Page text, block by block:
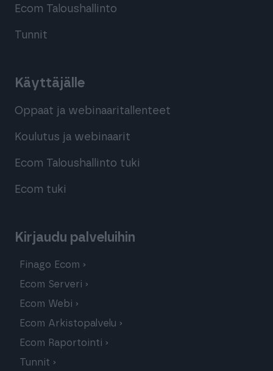
Ecom Taloushallinto
Tunnit
Käyttäjälle
Oppaat ja webinaaritallenteet
Koulutus ja webinaarit
Ecom Taloushallinto tuki
Ecom tuki
Kirjaudu palveluihin
Finago Ecom
Ecom Serveri
Ecom Webi
Ecom Arkistopalvelu
Ecom Raportointi
Tunnit